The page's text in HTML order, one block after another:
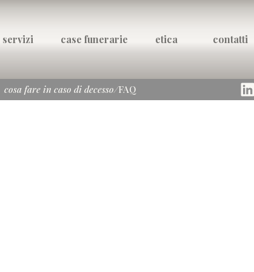
servizi case funerarie etica contatti
cosa fare in caso di decesso/FAQ